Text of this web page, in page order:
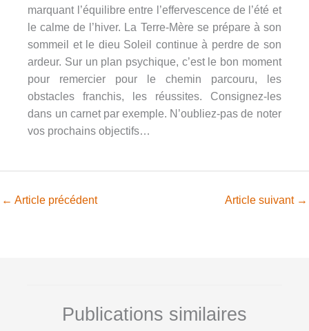
marquant l’équilibre entre l’effervescence de l’été et
le calme de l’hiver. La Terre-Mère se prépare à son
sommeil et le dieu Soleil continue à perdre de son
ardeur. Sur un plan psychique, c’est le bon moment
pour remercier pour le chemin parcouru, les
obstacles franchis, les réussites. Consignez-les
dans un carnet par exemple. N’oubliez-pas de noter
vos prochains objectifs…
← Article précédent Article suivant →
Publications similaires